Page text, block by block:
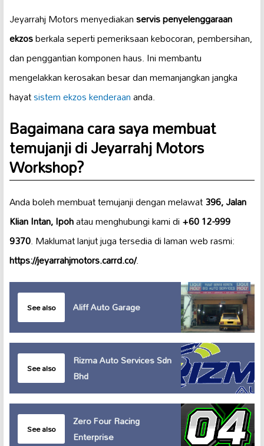
Jeyarrahj Motors menyediakanservis penyelenggaraan
ekzosberkala seperti pemeriksaan kebocoran, pembersihan,
dan penggantian komponen haus. Ini membantu
mengelakkan kerosakan besar dan memanjangkan jangka
hayatsistem ekzos kenderaananda.
Bagaimana cara saya membuat
temujanji di Jeyarrahj Motors
Workshop?
Anda boleh membuat temujanji dengan melawat396, Jalan
Klian Intan, Ipohatau menghubungi kami di+60 12-999
9370. Maklumat lanjut juga tersedia di laman web rasmi:
https://jeyarrahjmotors.carrd.co/.
See also Aliff Auto Garage
See also
Rizma Auto Services Sdn
Bhd
See also
Zero Four Racing
Enterprise